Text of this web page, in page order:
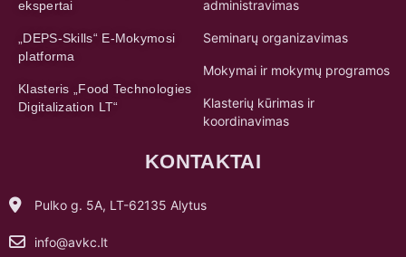
ekspertai
„DEPS-Skills“ E-Mokymosi
platforma
Klasteris „Food Technologies
Digitalization LT“
administravimas
Seminarų organizavimas
Mokymai ir mokymų programos
Klasterių kūrimas ir
koordinavimas
KONTAKTAI
Pulko g. 5A, LT-62135 Alytus
info@avkc.lt